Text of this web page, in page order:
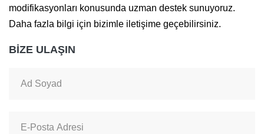
modifikasyonları konusunda uzman destek sunuyoruz.
Daha fazla bilgi için bizimle iletişime geçebilirsiniz.
BİZE ULAŞIN